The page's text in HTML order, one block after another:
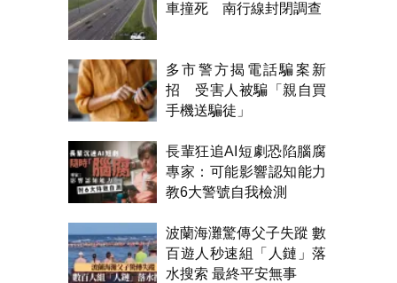
車撞死 南行線封閉調查
多市警方揭電話騙案新
招 受害人被騙「親自買
手機送騙徒」
長輩狂追AI短劇恐陷腦腐
專家：可能影響認知能力
教6大警號自我檢測
波蘭海灘驚傳父子失蹤 數
百遊人秒速組「人鏈」落
水搜索 最終平安無事